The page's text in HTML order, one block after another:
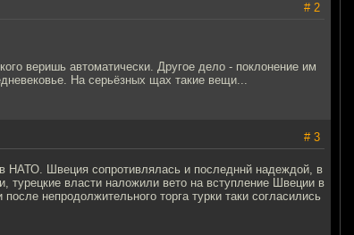
# 2
веришь автоматически. Другое дело - поклонение им
На серьёзных щах такие вещи...
# 3
Швеция сопротивлялась и последннй надеждой, в
турецкие власти наложили вето на вступление Швеции в
непродолжительного торга турки таки согласились